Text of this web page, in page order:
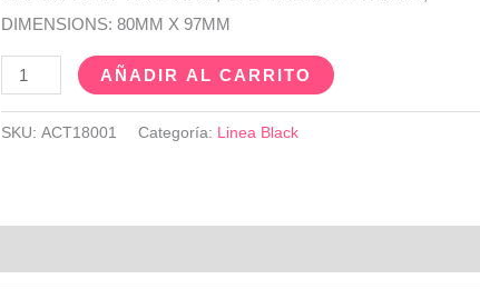
DIMENSIONS: 80MM X 97MM
AÑADIR AL CARRITO
SKU: ACT18001 Categoría: Linea Black